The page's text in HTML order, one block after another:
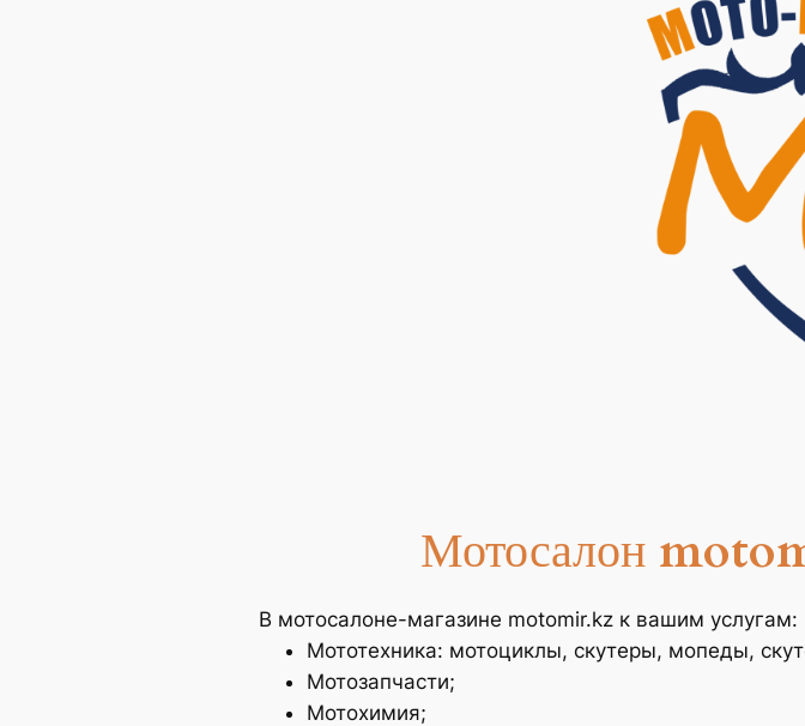
Мотосалон
В мотосалоне-магазине motomir.kz к вашим услугам:
Мототехника: мотоциклы, скутеры, мопеды,
Мотозапчасти;
Мотохимия;